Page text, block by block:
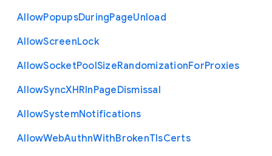
AllowPopupsDuringPageUnload
AllowScreenLock
AllowSocketPoolSizeRandomizationForProxies
AllowSyncXHRInPageDismissal
AllowSystemNotifications
AllowWebAuthnWithBrokenTlsCerts